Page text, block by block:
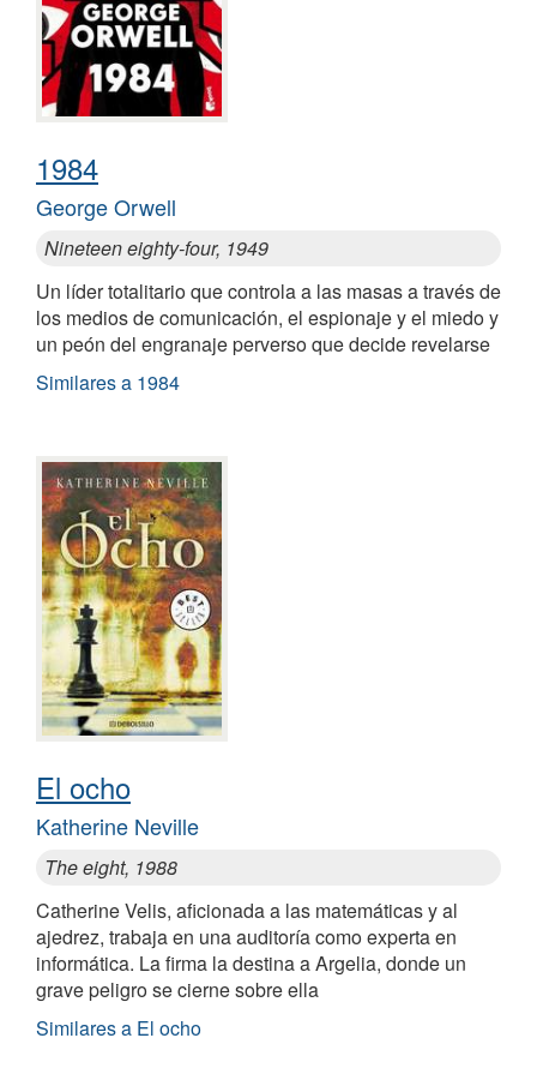
1984
George Orwell
Nineteen eighty-four, 1949
Un líder totalitario que controla a las masas a través de
los medios de comunicación, el espionaje y el miedo y
un peón del engranaje perverso que decide revelarse
Similares a 1984
El ocho
Katherine Neville
The eight, 1988
Catherine Velis, aficionada a las matemáticas y al
ajedrez, trabaja en una auditoría como experta en
informática. La firma la destina a Argelia, donde un
grave peligro se cierne sobre ella
Similares a El ocho